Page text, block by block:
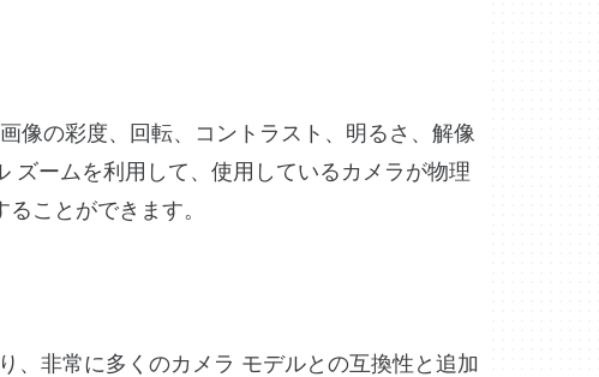
像の彩度、回転、コントラスト、明るさ、解像
ズームを利用して、使用しているカメラが物理
ことができます。
、非常に多くのカメラ モデルとの互換性と追加